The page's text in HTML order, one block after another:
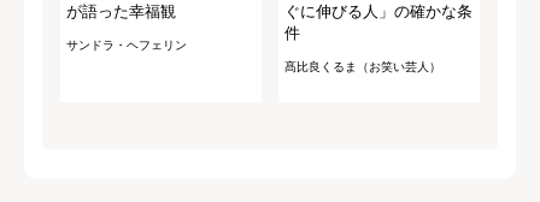
が語った幸福観
サンドラ・ヘフェリン
ぐに伸びる人」の確かな条
件
髙比良くるま（お笑い芸人）